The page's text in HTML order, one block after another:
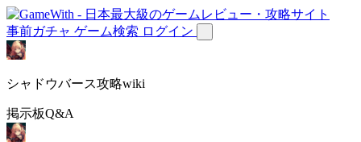
事前ガチャ ゲーム検索 ログイン
シャドウバース攻略wiki
掲示板Q&A